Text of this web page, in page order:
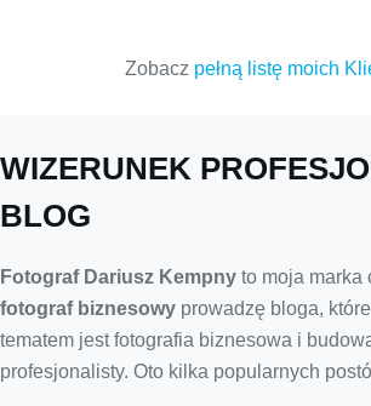
Zobacz pełną listę moich
WIZERUNEK
BLOG
Fotograf Dariusz Kempny to moja marka
fotograf biznesowy prowadzę bloga,
tematem jest fotografia biznesowa i
profesjonalisty. Oto kilka popularnych